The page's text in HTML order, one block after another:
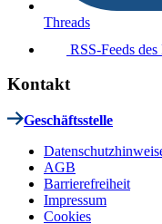
Threads
RSS-Feeds
Kontakt
Geschäftsstelle
AGB
Barrierefreiheit
Impressum
Cookies